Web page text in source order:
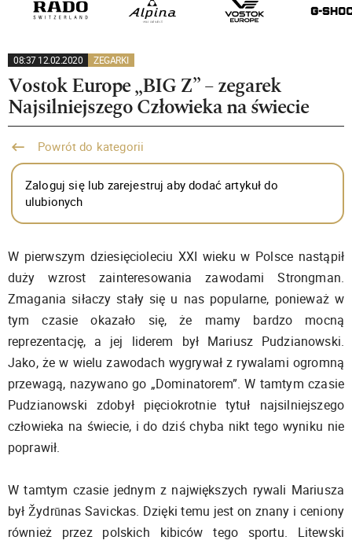
08:37 12.02.2020 ZEGARKI
Vostok Europe „BIG Z” – zegarek
Najsilniejszego Człowieka na świecie
Powrót do kategorii
Zaloguj się lub zarejestruj aby dodać artykuł do
ulubionych
W pierwszym dziesięcioleciu XXI wieku w Polsce nastąpił
duży wzrost zainteresowania zawodami Strongman.
Zmagania siłaczy stały się u nas popularne, ponieważ w
tym czasie okazało się, że mamy bardzo mocną
reprezentację, a jej liderem był Mariusz Pudzianowski.
Jako, że w wielu zawodach wygrywał z rywalami ogromną
przewagą, nazywano go „Dominatorem”. W tamtym czasie
Pudzianowski zdobył pięciokrotnie tytuł najsilniejszego
człowieka na świecie, i do dziś chyba nikt tego wyniku nie
poprawił.
W tamtym czasie jednym z największych rywali Mariusza
był Žydrūnas Savickas. Dzięki temu jest on znany i ceniony
również przez polskich kibiców tego sportu. Litewski